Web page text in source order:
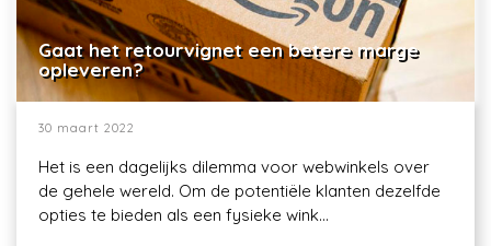
Gaat het retourvignet een betere marge
opleveren?
30 maart 2022
Het is een dagelijks dilemma voor webwinkels over
de gehele wereld. Om de potentiële klanten dezelfde
opties te bieden als een fysieke wink...